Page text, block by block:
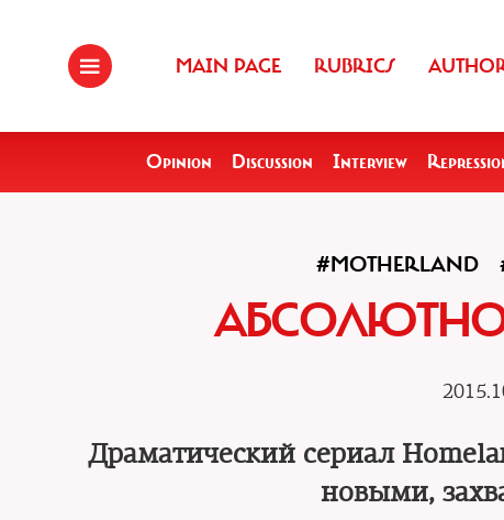
MAIN PAGE RUBRICS
Opinion Discussion Interview
#MOTHERLAND
Драматический сериал
новыми,